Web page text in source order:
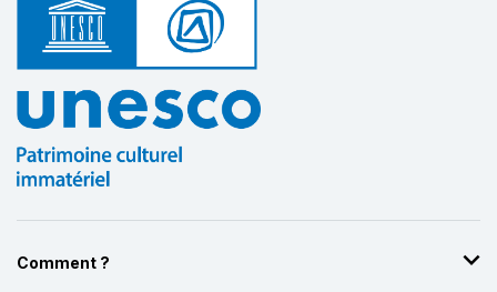
Comment ?